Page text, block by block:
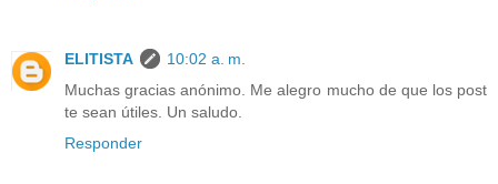
ELITISTA
10:02 a. m.
Muchas gracias anónimo. Me alegro mucho de que los post
te sean útiles. Un saludo.
Responder